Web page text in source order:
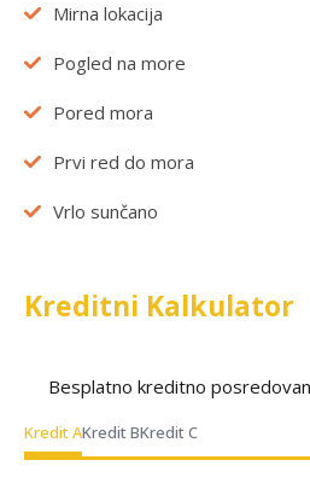
Mirna lokacija
Pogled na more
Pored mora
Prvi red do mora
Vrlo sunčano
Kreditni Kalkulator
Besplatno kreditno
Kredit AKredit BKredit C